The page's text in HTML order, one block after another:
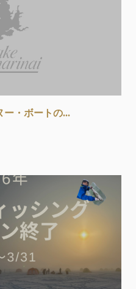
ー・ボートの...